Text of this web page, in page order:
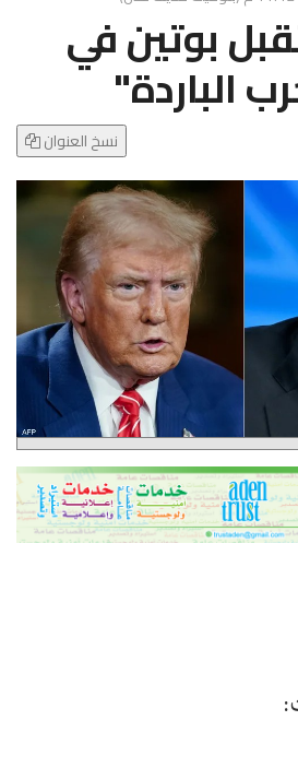
بوتين في
الباردة"
نسخ العنوان